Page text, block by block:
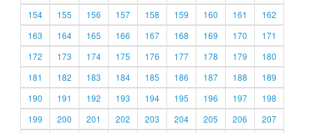
154
155 156 157 158 159 160 161
162
163
164 165 166 167 168 169 170
171
172
173 174 175 176 177 178 179
180
181
182 183 184 185 186 187 188
189
190
191 192 193 194 195 196 197
198
199
200 201 202 203 204 205 206
207